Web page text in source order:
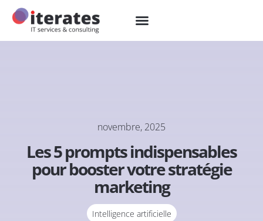
novembre, 2025
Les 5 prompts indispensables
pour booster votre stratégie
marketing
Intelligence artificielle